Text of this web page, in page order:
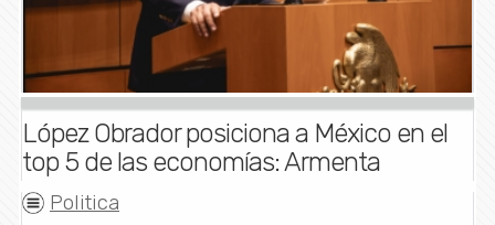
López Obrador posiciona a México en el
top 5 de las economías: Armenta
Politica